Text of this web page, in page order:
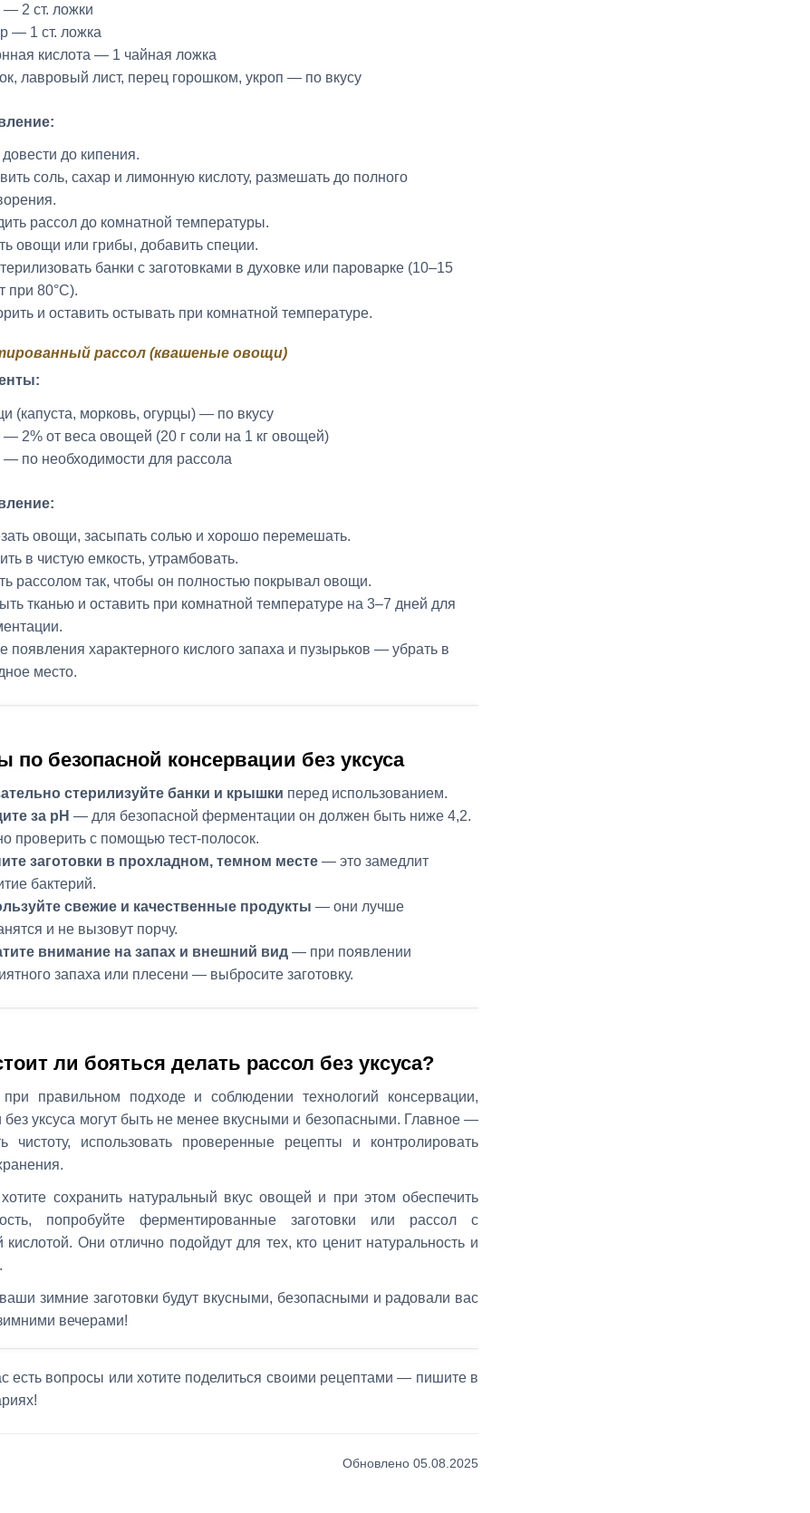
2 ст. ложки
— 1 ст. ложка
кислота — 1 чайная ложка
лавровый лист, перец горошком, укроп — по вкусу
до кипения.
соль, сахар и лимонную кислоту, размешать до полного
рассол до комнатной температуры.
овощи или грибы, добавить специи.
банки с заготовками в духовке или пароварке (10–15
при 80°C).
и оставить остывать при комнатной температуре.
рассол (квашеные овощи)
(капуста, морковь, огурцы) — по вкусу
2% от веса овощей (20 г соли на 1 кг овощей)
— по необходимости для рассола
овощи, засыпать солью и хорошо перемешать.
в чистую емкость, утрамбовать.
рассолом так, чтобы он полностью покрывал овощи.
тканью и оставить при комнатной температуре на 3–7 дней для
появления характерного кислого запаха и пузырьков — убрать в
место.
по безопасной консервации без уксуса
стерилизуйте банки и крышки перед использованием.
за pH — для безопасной ферментации он должен быть ниже 4,2.
проверить с помощью тест-полосок.
заготовки в прохладном, темном месте— это замедлит
бактерий.
свежие и качественные продукты — они лучше
и не вызовут порчу.
внимание на запах и внешний вид— при появлении
запаха или плесени — выбросите заготовку.
ли бояться делать рассол без уксуса?
при правильном подходе и соблюдении технологий консервации,
без уксуса могут быть не менее вкусными и безопасными. Главное —
чистоту, использовать проверенные рецепты и контролировать
сохранить натуральный вкус овощей и при этом обеспечить
попробуйте ферментированные заготовки или рассол с
кислотой. Они отлично подойдут для тех, кто ценит натуральность и
зимние заготовки будут вкусными, безопасными и радовали вас
вечерами!
есть вопросы или хотите поделиться своими рецептами — пишите в
Обновлено 05.08.2025